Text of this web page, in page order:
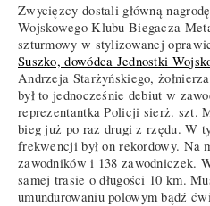
Zwycięzcy dostali główną
Wojskowego Klubu Biegacza
szturmowy w stylizowanej
Suszko, dowódca Jednostki
Andrzeja Starżyńskiego,
był to jednocześnie debiut w
reprezentantka Policji sierż. szt.
bieg już po raz drugi z rzędu. W
frekwencji był on rekordowy. Na
zawodników i 138 zawodniczek.
samej trasie o długości 10 km.
umundurowaniu polowym bądź